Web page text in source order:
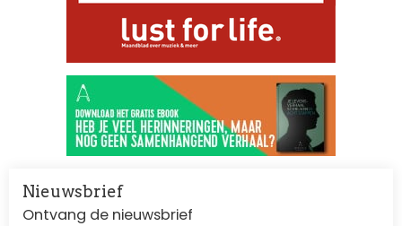
Nieuwsbrief
Ontvang de nieuwsbrief